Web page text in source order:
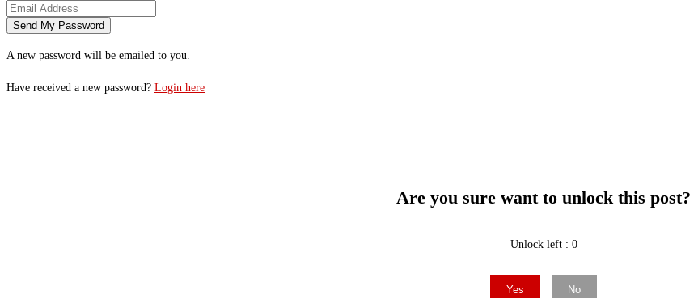
A new password will be emailed to you.
Have received a new password? Login here
Are you sure want to unlock this post?
Unlock left : 0
Yes No